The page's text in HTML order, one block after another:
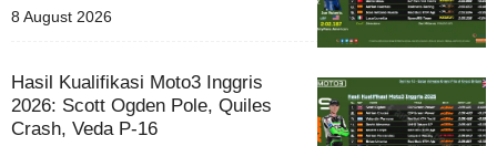
8 August 2026
Hasil Kualifikasi Moto3 Inggris
2026: Scott Ogden Pole, Quiles
Crash, Veda P-16